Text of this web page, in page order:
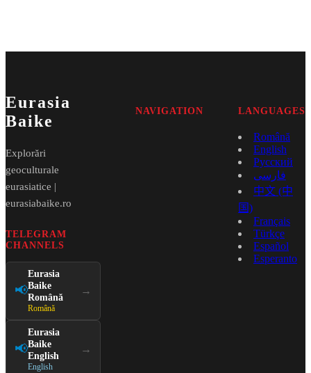
Eurasia
Baike
Explorări
geoculturale
eurasiatice |
eurasiabaike.ro
TELEGRAM
CHANNELS
📢
Eurasia
Baike
Română
Română
→
📢
Eurasia
Baike
English
English
→
NAVIGATION LANGUAGES
Română
English
Русский
فارسی
中文 (中
国)
Français
Türkçe
Español
Esperanto